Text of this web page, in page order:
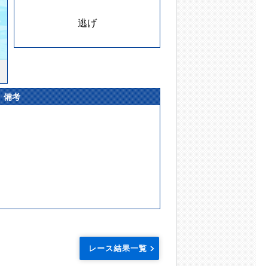
逃げ
備考
レース結果一覧